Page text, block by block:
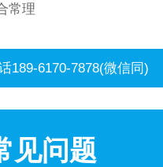
常理
189-6170-7878(微信同)
见问题